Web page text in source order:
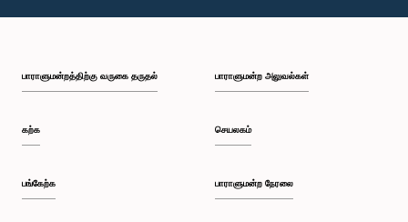
பாராளுமன்றத்திற்கு வருகை தருதல்
கற்க
பங்கேற்க
பாராளுமன்ற அலுவல்கள்
செயலகம்
பாராளுமன்ற நேரலை